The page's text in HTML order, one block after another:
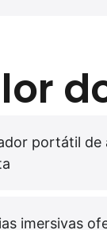
portátil
imersivas